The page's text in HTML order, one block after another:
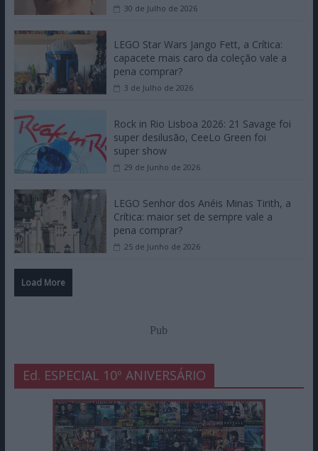
30 de Julho de 2026
LEGO Star Wars Jango Fett, a Crítica:
capacete mais caro da coleção vale a
pena comprar?
3 de Julho de 2026
Rock in Rio Lisboa 2026: 21 Savage foi
super desilusão, CeeLo Green foi
super show
29 de Junho de 2026
LEGO Senhor dos Anéis Minas Tirith, a
Crítica: maior set de sempre vale a
pena comprar?
25 de Junho de 2026
Load More
Pub
Ed. ESPECIAL 10º ANIVERSÁRIO